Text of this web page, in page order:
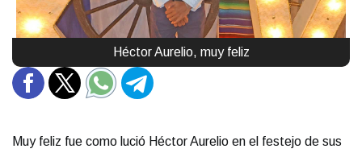
Héctor Aurelio, muy feliz
Muy feliz fue como lució Héctor Aurelio en el festejo de sus